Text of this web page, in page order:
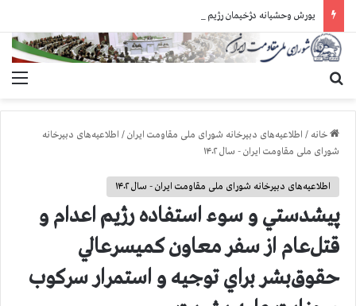
خانه / اطلاعیه‌های دبیرخانه شورای ملی مقاومت ایران/ اطلاعیه‌های دبیرخانه
شورای ملی مقاومت ایران - سال ۱۴۰۲
اطلاعیه‌های دبیرخانه شورای ملی مقاومت ایران - سال ۱۴۰۲
پيشدستي و سوء استفاده رژيم اعدام و
قتل‌عام از سفر معاون كميسرعالي
حقوق‌بشر براي توجيه و استمرار سركوب